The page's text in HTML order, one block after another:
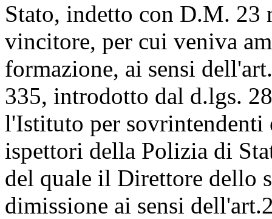
Stato, indetto con D.M. 23
vincitore, per cui veniva
formazione, ai sensi
335, introdotto dal d.lgs.
l'Istituto per sovrintendenti
ispettori della Polizia di
del quale il Direttore dello
dimissione ai sensi